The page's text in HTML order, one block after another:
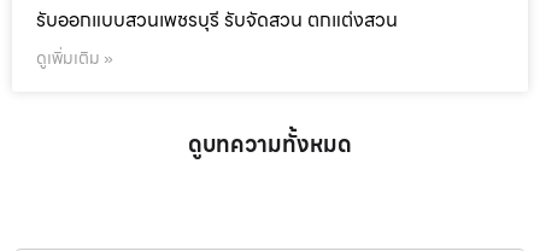
รับออกแบบสวนเพชรบุรี รับจัดสวน ตกแต่งสวน
ดูเพิ่มเติม »
ดูบทความทั้งหมด